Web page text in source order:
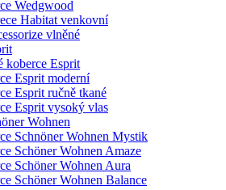
Wedgwood
Habitat venkovní
vlněné
koberce Esprit
Esprit moderní
Esprit ručně tkané
Esprit vysoký vlas
Wohnen
Schnöner Wohnen Mystik
Schöner Wohnen Amaze
Schöner Wohnen Aura
Schöner Wohnen Balance